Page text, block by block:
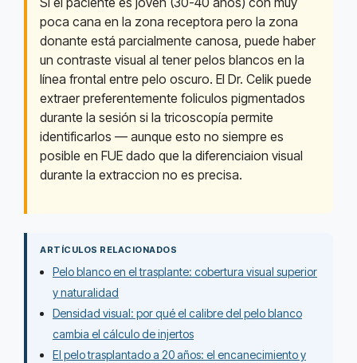
poca cana en la zona receptora pero la zona
donante está parcialmente canosa, puede haber
un contraste visual al tener pelos blancos en la
línea frontal entre pelo oscuro. El Dr. Celik puede
extraer preferentemente foliculos pigmentados
durante la sesión si la tricoscopía permite
identificarlos — aunque esto no siempre es
posible en FUE dado que la diferenciaion visual
durante la extraccion no es precisa.
ARTÍCULOS RELACIONADOS
Pelo blanco en el trasplante: cobertura visual superior
y naturalidad
Densidad visual: por qué el calibre del pelo blanco
cambia el cálculo de injertos
El pelo trasplantado a 20 años: el encanecimiento y